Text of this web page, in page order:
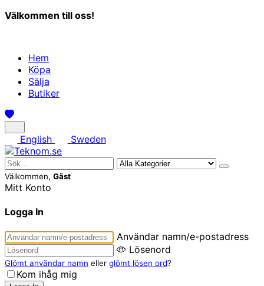
Välkommen till oss!
Hem
Köpa
Sälja
Butiker
English Sweden
Välkommen, Gäst
Mitt Konto
Logga In
Användar namn/e-postadress
Lösenord
Glömt användar namn eller glömt lösen ord?
Kom ihåg mig